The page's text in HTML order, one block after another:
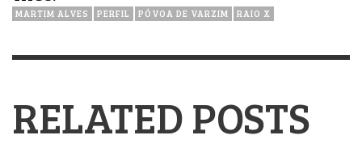
MARTIM ALVES PERFIL PÓVOA DE VARZIM RAIO X
RELATED POSTS